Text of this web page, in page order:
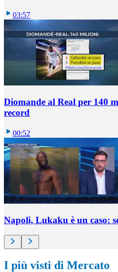
03:57
Diomande al Real per 140
record
00:52
Napoli, Lukaku è un caso:
I più visti di Mercato